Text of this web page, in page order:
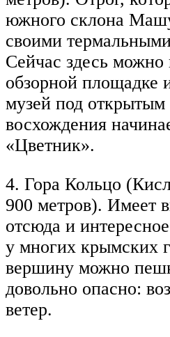
южного склона
своими
Сейчас здесь можно
обзорной площадке
музей под
восхождения
«Цветник».
4. Гора Кольцо
900 метров). Имеет
отсюда и
у многих крымских
вершину можно
довольно опасно:
ветер.